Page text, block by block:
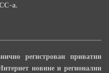
а.
регистрован приватни
новине и регионални